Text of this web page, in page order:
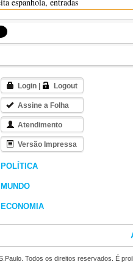
Login Logout
Assine a Folha
Atendimento
Versão Impressa
POLÍTICA
MUNDO
ECONOMIA
Todos os direitos reservados. É